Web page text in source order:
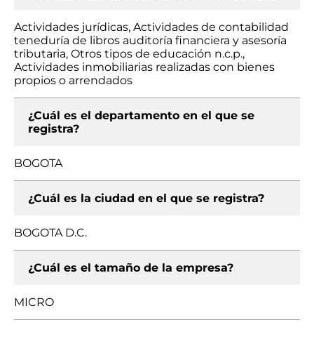
Actividades jurídicas, Actividades de contabilidad
teneduría de libros auditoría financiera y asesoría
tributaria, Otros tipos de educación n.c.p.,
Actividades inmobiliarias realizadas con bienes
propios o arrendados
¿Cuál es el departamento en el que se
registra?
BOGOTA
¿Cuál es la ciudad en el que se registra?
BOGOTA D.C.
¿Cuál es el tamaño de la empresa?
MICRO